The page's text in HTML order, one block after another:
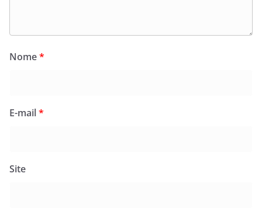
Nome*
E-mail*
Site